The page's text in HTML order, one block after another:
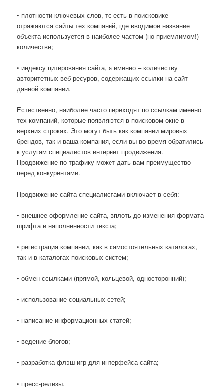
• плотности ключевых слов, то есть в поисковике
отражаются сайты тех компаний, где вводимое название
объекта используется в наиболее частом (но приемлимом!)
количестве;
• индексу цитирования сайта, а именно – количеству
авторитетных веб-ресуров, содержащих ссылки на сайт
данной компании.
Естественно, наиболее часто переходят по ссылкам именно
тех компаний, которые появляются в поисковом окне в
верхних строках. Это могут быть как компании мировых
брендов, так и ваша компания, если вы во время обратились
к услугам специалистов интернет продвижения.
Продвижение по трафику может дать вам преимущество
перед конкурентами.
Продвижение сайта специалистами включает в себя:
• внешнее оформление сайта, вплоть до изменения формата
шрифта и наполненности текста;
• регистрация компании, как в самостоятельных каталогах,
так и в каталогах поисковых систем;
• обмен ссылками (прямой, кольцевой, односторонний);
• использование социальных сетей;
• написание информационных статей;
• ведение блогов;
• разработка флэш-игр для интерфейса сайта;
• пресс-релизы.